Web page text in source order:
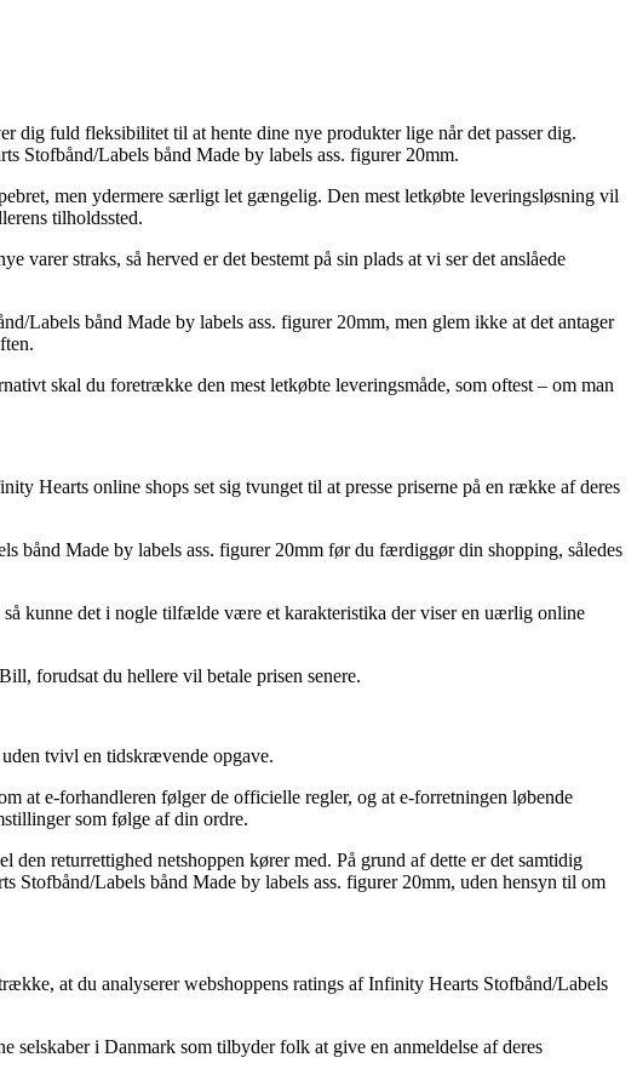
dig fuld fleksibilitet til at hente dine nye produkter lige når det passer dig.
Stofbånd/Labels bånd Made by labels ass. figurer 20mm.
men ydermere særligt let gængelig. Den mest letkøbte leveringsløsning vil
tilholdssted.
varer straks, så herved er det bestemt på sin plads at vi ser det anslåede
Labels bånd Made by labels ass. figurer 20mm, men glem ikke at det antager
skal du foretrække den mest letkøbte leveringsmåde, som oftest – om man
Hearts online shops set sig tvunget til at presse priserne på en række af deres
bånd Made by labels ass. figurer 20mm før du færdiggør din shopping, således
kunne det i nogle tilfælde være et karakteristika der viser en uærlig online
forudsat du hellere vil betale prisen senere.
tvivl en tidskrævende opgave.
at e-forhandleren følger de officielle regler, og at e-forretningen løbende
som følge af din ordre.
returrettighed netshoppen kører med. På grund af dette er det samtidig
Stofbånd/Labels bånd Made by labels ass. figurer 20mm, uden hensyn til om
at du analyserer webshoppens ratings af Infinity Hearts Stofbånd/Labels
selskaber i Danmark som tilbyder folk at give en anmeldelse af deres